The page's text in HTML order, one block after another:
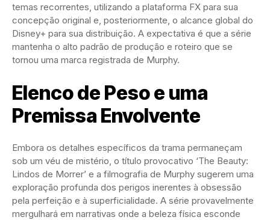
temas recorrentes, utilizando a plataforma FX para sua
concepção original e, posteriormente, o alcance global do
Disney+ para sua distribuição. A expectativa é que a série
mantenha o alto padrão de produção e roteiro que se
tornou uma marca registrada de Murphy.
Elenco de Peso e uma
Premissa Envolvente
Embora os detalhes específicos da trama permaneçam
sob um véu de mistério, o título provocativo ‘The Beauty:
Lindos de Morrer’ e a filmografia de Murphy sugerem uma
exploração profunda dos perigos inerentes à obsessão
pela perfeição e à superficialidade. A série provavelmente
mergulhará em narrativas onde a beleza física esconde